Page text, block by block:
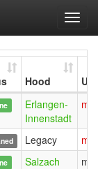
Hood
Erlangen-
Innenstadt
Legacy
Salzach